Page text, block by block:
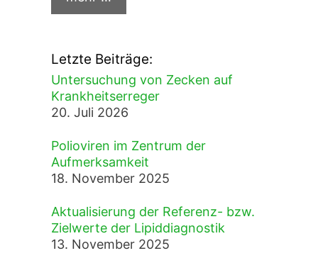
Letzte Beiträge:
Untersuchung von Zecken auf
Krankheitserreger
20. Juli 2026
Polioviren im Zentrum der
Aufmerksamkeit
18. November 2025
Aktualisierung der Referenz- bzw.
Zielwerte der Lipiddiagnostik
13. November 2025